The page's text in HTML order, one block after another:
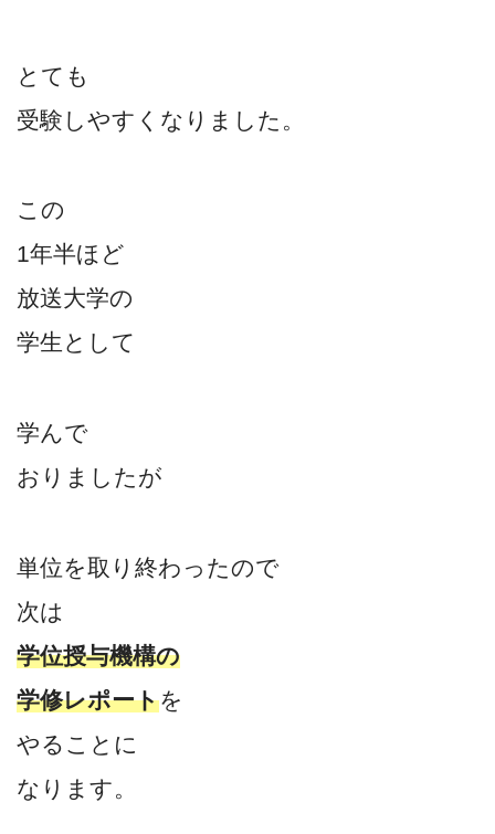
とても
受験しやすくなりました。
この
1年半ほど
放送大学の
学生として
学んで
おりましたが
単位を取り終わったので
次は
学位授与機構の
学修レポートを
やることに
なります。